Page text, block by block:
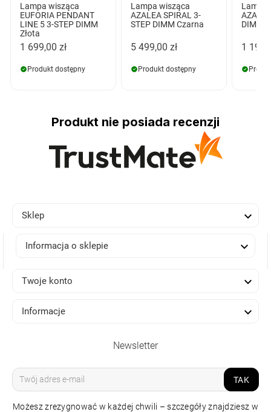
Lampa wisząca
EUFORIA PENDANT
LINE 5 3-STEP DIMM
Złota
1 699,00 zł
Produkt dostępny
Lampa wisząca
AZALEA SPIRAL 3-
STEP DIMM Czarna
5 499,00 zł
Produkt dostępny
Lampa
DIMM
1
Produkt nie posiada recenzji
Sklep 
Informacja o sklepie 
Twoje konto 
Informacje 
Newsletter
TAK
Możesz zrezygnować w każdej chwili – szczegóły znajdziesz w